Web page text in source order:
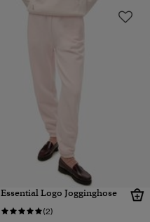
Essential Logo Jogginghose
(2)